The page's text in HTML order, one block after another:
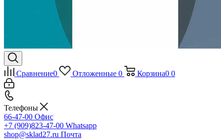
Сравнение0 Отложенные 0 Корзина0 0
Телефоны
66-47-00 Офис
+7 (909)823-47-00 Whatsapp
shop@sklad27.ru Почта